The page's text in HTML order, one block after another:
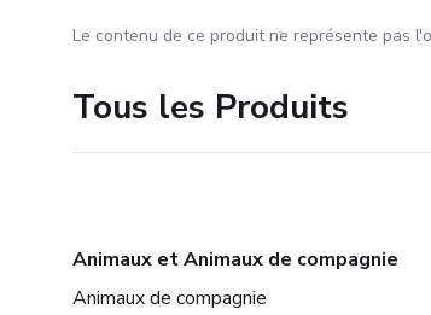
Le contenu de ce produit ne représente pas
Tous les Produits
Animaux et Animaux de compagnie
Animaux de compagnie